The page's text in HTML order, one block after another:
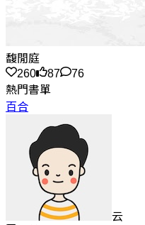
馥閒庭
260
87
76
熱門書單
百合
云